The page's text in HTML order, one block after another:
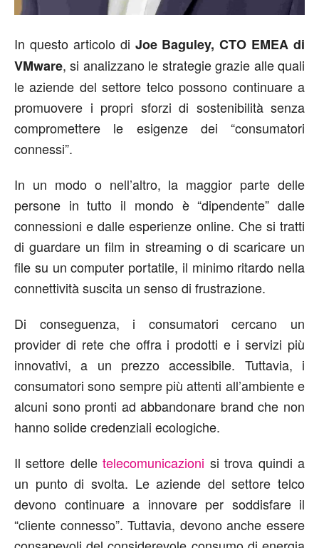
In questo articolo di Joe Baguley, CTO EMEA di
VMware, si analizzano le strategie grazie alle quali
le aziende del settore telco possono continuare a
promuovere i propri sforzi di sostenibilità senza
compromettere le esigenze dei “consumatori
connessi”.
In un modo o nell’altro, la maggior parte delle
persone in tutto il mondo è “dipendente” dalle
connessioni e dalle esperienze online. Che si tratti
di guardare un film in streaming o di scaricare un
file su un computer portatile, il minimo ritardo nella
connettività suscita un senso di frustrazione.
Di conseguenza, i consumatori cercano un
provider di rete che offra i prodotti e i servizi più
innovativi, a un prezzo accessibile. Tuttavia, i
consumatori sono sempre più attenti all’ambiente e
alcuni sono pronti ad abbandonare brand che non
hanno solide credenziali ecologiche.
Il settore delletelecomunicazioni si trova quindi a
un punto di svolta. Le aziende del settore telco
devono continuare a innovare per soddisfare il
“cliente connesso”. Tuttavia, devono anche essere